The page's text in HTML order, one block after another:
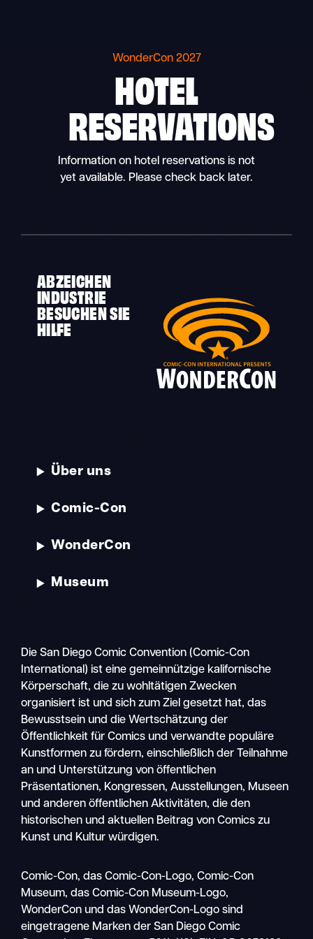
Mobile
WonderCon 2027
HOTEL
RESERVATIONS
Information on hotel reservations is not
yet available. Please check back later.
ABZEICHEN
INDUSTRIE
BESUCHEN SIE
HILFE
Über uns
Comic-Con
WonderCon
Museum
Die San Diego Comic Convention (Comic-Con
International) ist eine gemeinnützige kalifornische
Körperschaft, die zu wohltätigen Zwecken
organisiert ist und sich zum Ziel gesetzt hat, das
Bewusstsein und die Wertschätzung der
Öffentlichkeit für Comics und verwandte populäre
Kunstformen zu fördern, einschließlich der Teilnahme
an und Unterstützung von öffentlichen
Präsentationen, Kongressen, Ausstellungen, Museen
und anderen öffentlichen Aktivitäten, die den
historischen und aktuellen Beitrag von Comics zu
Kunst und Kultur würdigen.
Comic-Con, das Comic-Con-Logo, Comic-Con
Museum, das Comic-Con Museum-Logo,
WonderCon und das WonderCon-Logo sind
eingetragene Marken der San Diego Comic